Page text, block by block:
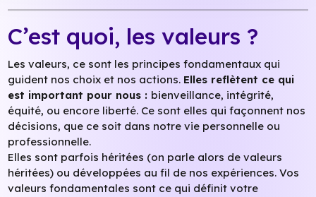
C’est quoi, les valeurs ?
Les valeurs, ce sont les principes fondamentaux qui
guident nos choix et nos actions. Elles reflètent ce qui
est important pour nous : bienveillance, intégrité,
équité, ou encore liberté. Ce sont elles qui façonnent nos
décisions, que ce soit dans notre vie personnelle ou
professionnelle.
Elles sont parfois héritées (on parle alors de valeurs
héritées) ou développées au fil de nos expériences. Vos
valeurs fondamentales sont ce qui définit votre